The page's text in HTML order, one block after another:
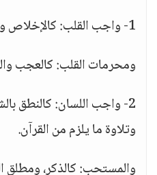
1- واجب القلب: كالإخلاص والمحبة، والتوكل.
ومحرمات القلب: كالعجب
2- واجب اللسان: كالنطق
وتلاوة ما يلزم من القرآن.
والمستحب: كالذكر، ومطلق